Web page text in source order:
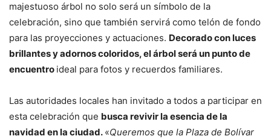
majestuoso árbol no solo será un símbolo de la
celebración, sino que también servirá como telón de fondo
para las proyecciones y actuaciones. Decorado con luces
brillantes y adornos coloridos, el árbol será un punto de
encuentro ideal para fotos y recuerdos familiares.
Las autoridades locales han invitado a todos a participar en
esta celebración que busca revivir la esencia de la
navidad en la ciudad. «Queremos que la Plaza de Bolívar